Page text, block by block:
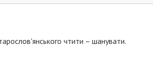
чтити – шанувати.